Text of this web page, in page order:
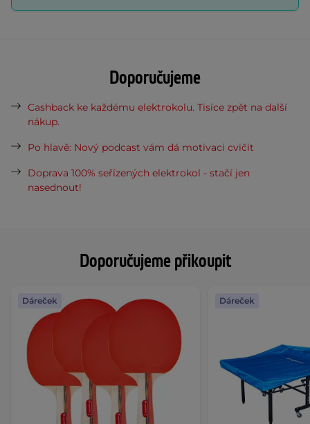
Doporučujeme přikoupit
Dáreček Dáreček
Doporučujeme
Cashback ke každému elektrokolu. Tisíce zpět na další
nákup.
Po hlavě: Nový podcast vám dá motivaci cvičit
Doprava 100% seřízených elektrokol - stačí jen
nasednout!